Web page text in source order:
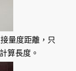
量度距離，只
算長度。